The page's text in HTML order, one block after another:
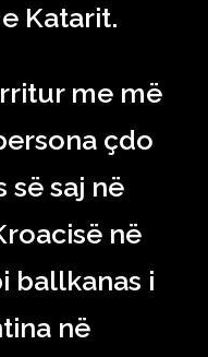
Katarit.
me më
çdo
së saj në
në
ballkanas i
në